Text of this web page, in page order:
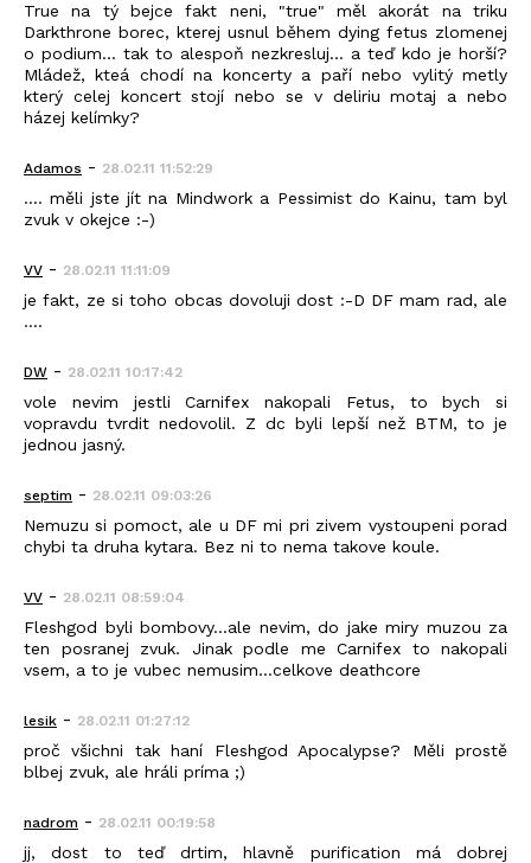
True na tý bejce fakt neni, "true" měl akorát na triku
Darkthrone borec, kterej usnul během dying fetus zlomenej
o podium... tak to alespoň nezkresluj... a teď kdo je horší?
Mládež, kteá chodí na koncerty a paří nebo vylitý metly
který celej koncert stojí nebo se v deliriu motaj a nebo
házej kelímky?
Adamos - 28.02.11 11:52:29
.... měli jste jít na Mindwork a Pessimist do Kainu, tam byl
zvuk v okejce :-)
VV - 28.02.11 11:11:09
je fakt, ze si toho obcas dovoluji dost :-D DF mam rad, ale
....
DW - 28.02.11 10:17:42
vole nevim jestli Carnifex nakopali Fetus, to bych si
vopravdu tvrdit nedovolil. Z dc byli lepší než BTM, to je
jednou jasný.
septim - 28.02.11 09:03:26
Nemuzu si pomoct, ale u DF mi pri zivem vystoupeni porad
chybi ta druha kytara. Bez ni to nema takove koule.
VV - 28.02.11 08:59:04
Fleshgod byli bombovy...ale nevim, do jake miry muzou za
ten posranej zvuk. Jinak podle me Carnifex to nakopali
vsem, a to je vubec nemusim...celkove deathcore
lesik - 28.02.11 01:27:12
proč všichni tak haní Fleshgod Apocalypse? Měli prostě
blbej zvuk, ale hráli príma ;)
nadrom - 28.02.11 00:19:58
jj, dost to teď drtim, hlavně purification má dobrej